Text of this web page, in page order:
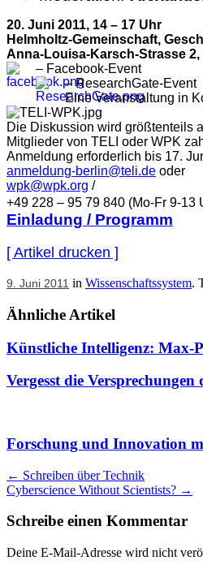
20. Juni 2011, 14 – 17 Uhr
Helmholtz-Gemeinschaft,
Anna-Louisa-Karsch-Strasse 2,
– Facebook-Event
– ResearchGate-Event
Eine Veranstaltung in
Die Diskussion wird größtenteils
Mitglieder von TELI oder WPK
Anmeldung erforderlich bis 17.
anmeldung-berlin@teli.de oder
wpk@wpk.org /
+49 228 – 95 79 840 (Mo-Fr 9-13
Einladung / Programm
mt:asset-
id=“25085″
class=“mt-
mt-
enclosure-
style=“display:
<a
false“>
<img
src=“http://
thumb-
100×100.jpg“
width=“100″
height=“100″
class=“mt-
[ Artikel drucken ]
9. Juni 2011 in Wissenschaftssystem.
Ähnliche Artikel
Künstliche Intelligenz: Max-
Vergesst die Versprechungen
Forschung und Innovation
Artikel
Navigation
← Schreiben über Technik
Cyberscience Without Scientists? →
Schreibe einen Kommentar
Deine E-Mail-Adresse wird nicht